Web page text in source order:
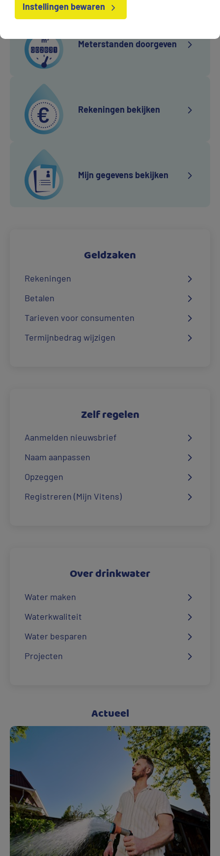
Instellingen bewaren
Meterstanden doorgeven
Rekeningen bekijken
Mijn gegevens bekijken
Geldzaken
Rekeningen
Betalen
Tarieven voor consumenten
Termijnbedrag wijzigen
Zelf regelen
Aanmelden nieuwsbrief
Naam aanpassen
Opzeggen
Registreren (Mijn Vitens)
Over drinkwater
Water maken
Waterkwaliteit
Water besparen
Projecten
Actueel